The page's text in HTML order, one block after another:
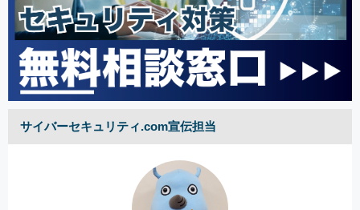
サイバーセキュリティ.com宣伝担当